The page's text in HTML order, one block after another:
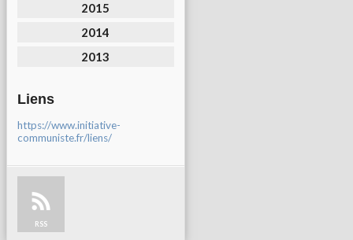
2015
2014
2013
Liens
https://www.initiative-
communiste.fr/liens/
RSS